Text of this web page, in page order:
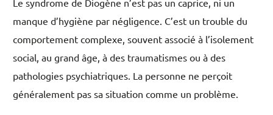
Le syndrome de Diogène n’est pas un caprice, ni un
manque d’hygiène par négligence. C’est un trouble du
comportement complexe, souvent associé à l’isolement
social, au grand âge, à des traumatismes ou à des
pathologies psychiatriques. La personne ne perçoit
généralement pas sa situation comme un problème.